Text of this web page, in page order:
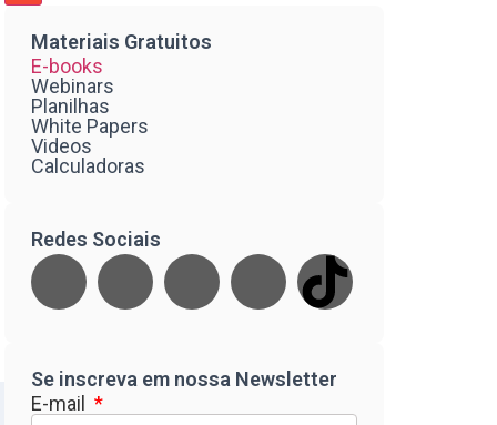
Materiais Gratuitos
E-books
Webinars
Planilhas
White Papers
Videos
Calculadoras
Redes Sociais
Se inscreva em nossa Newsletter
E-mail